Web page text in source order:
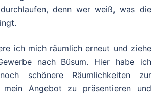
durchlaufen, denn wer weiß, was die
ich mich räumlich erneut und ziehe
nach Büsum. Hier habe ich
schönere Räumlichkeiten zur
mein Angebot zu präsentieren und